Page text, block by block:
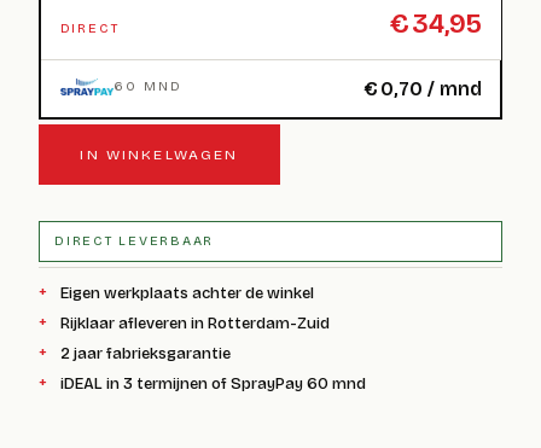
DIRECT €34,95
60 MND € 0,70 / mnd
IN WINKELWAGEN
DIRECT LEVERBAAR
Eigen werkplaats achter de winkel
Rijklaar afleveren in Rotterdam-Zuid
2 jaar fabrieksgarantie
iDEAL in 3 termijnen of SprayPay 60 mnd